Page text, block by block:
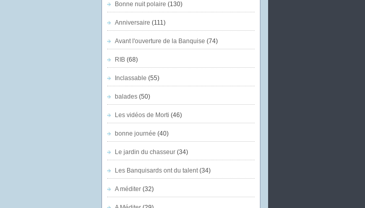
Bonne nuit polaire (130)
Anniversaire (111)
Avant l'ouverture de la Banquise (74)
RIB(68)
Inclassable (55)
balades(50)
Les vidéos de Morti (46)
bonne journée (40)
Le jardin du chasseur(34)
Les Banquisards ont du talent(34)
A méditer(32)